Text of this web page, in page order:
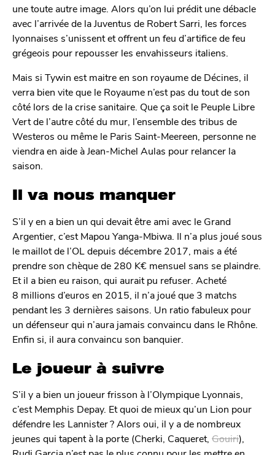
une toute autre image. Alors qu’on lui prédit une débacle
avec l’arrivée de la Juventus de Robert Sarri, les forces
lyonnaises s’unissent et offrent un feu d’artifice de feu
grégeois pour repousser les envahisseurs italiens.
Mais si Tywin est maitre en son royaume de Décines, il
verra bien vite que le Royaume n’est pas du tout de son
côté lors de la crise sanitaire. Que ça soit le Peuple Libre
Vert de l’autre côté du mur, l’ensemble des tribus de
Westeros ou même le Paris Saint-Meereen, personne ne
viendra en aide à Jean-Michel Aulas pour relancer la
saison.
Il va nous manquer
S’il y en a bien un qui devait être ami avec le Grand
Argentier, c’est Mapou Yanga-Mbiwa. Il n’a plus joué sous
le maillot de l’OL depuis décembre 2017, mais a été
prendre son chèque de 280 K€ mensuel sans se plaindre.
Et il a bien eu raison, qui aurait pu refuser. Acheté
8 millions d’euros en 2015, il n’a joué que 3 matchs
pendant les 3 dernières saisons. Un ratio fabuleux pour
un défenseur qui n’aura jamais convaincu dans le Rhône.
Enfin si, il aura convaincu son banquier.
Le joueur à suivre
S’il y a bien un joueur frisson à l’Olympique Lyonnais,
c’est Memphis Depay. Et quoi de mieux qu’un Lion pour
défendre les Lannister ? Alors oui, il y a de nombreux
jeunes qui tapent à la porte (Cherki, Caqueret, Gouiri),